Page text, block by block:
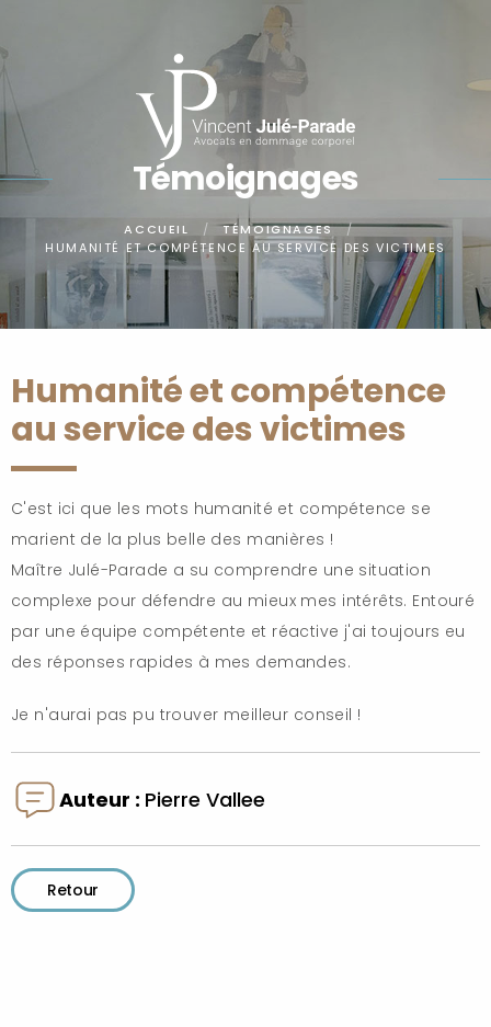
Panneau de gestion des cookies
Témoignages
ACCUEIL
TÉMOIGNAGES
HUMANITÉ ET COMPÉTENCE AU SERVICE DES VICTIMES
Humanité et compétence
au service des victimes
C'est ici que les mots humanité et compétence se
marient de la plus belle des manières !
Maître Julé-Parade a su comprendre une situation
complexe pour défendre au mieux mes intérêts. Entouré
par une équipe compétente et réactive j'ai toujours eu
des réponses rapides à mes demandes.
Je n'aurai pas pu trouver meilleur conseil !
Auteur : Pierre Vallee
Retour